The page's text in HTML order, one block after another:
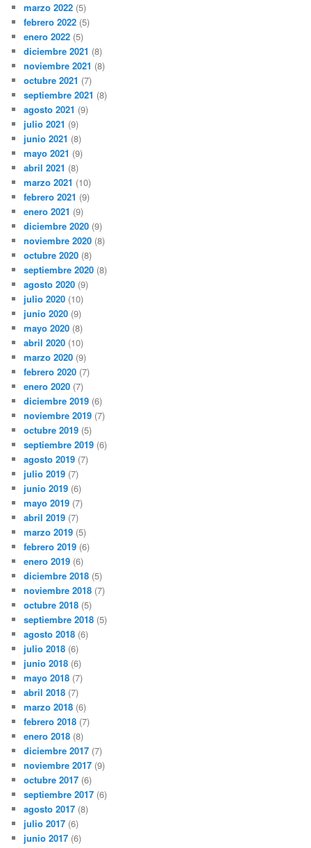
marzo 2022 (5)
febrero 2022 (5)
enero 2022 (5)
diciembre 2021 (8)
noviembre 2021 (8)
octubre 2021 (7)
septiembre 2021 (8)
agosto 2021 (9)
julio 2021 (9)
junio 2021 (8)
mayo 2021 (9)
abril 2021 (8)
marzo 2021 (10)
febrero 2021 (9)
enero 2021 (9)
diciembre 2020 (9)
noviembre 2020 (8)
octubre 2020 (8)
septiembre 2020 (8)
agosto 2020 (9)
julio 2020 (10)
junio 2020 (9)
mayo 2020 (8)
abril 2020 (10)
marzo 2020 (9)
febrero 2020 (7)
enero 2020 (7)
diciembre 2019 (6)
noviembre 2019 (7)
octubre 2019 (5)
septiembre 2019 (6)
agosto 2019 (7)
julio 2019 (7)
junio 2019 (6)
mayo 2019 (7)
abril 2019 (7)
marzo 2019 (5)
febrero 2019 (6)
enero 2019 (6)
diciembre 2018 (5)
noviembre 2018 (7)
octubre 2018 (5)
septiembre 2018 (5)
agosto 2018 (6)
julio 2018 (6)
junio 2018 (6)
mayo 2018 (7)
abril 2018 (7)
marzo 2018 (6)
febrero 2018 (7)
enero 2018 (8)
diciembre 2017 (7)
noviembre 2017 (9)
octubre 2017 (6)
septiembre 2017 (6)
agosto 2017 (8)
julio 2017 (6)
junio 2017 (6)